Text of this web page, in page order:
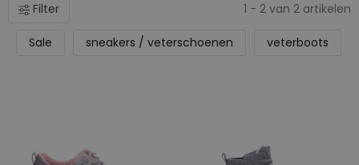
Filter 1 - 2 van 2 artikelen
Sale sneakers / veterschoenen veterboots